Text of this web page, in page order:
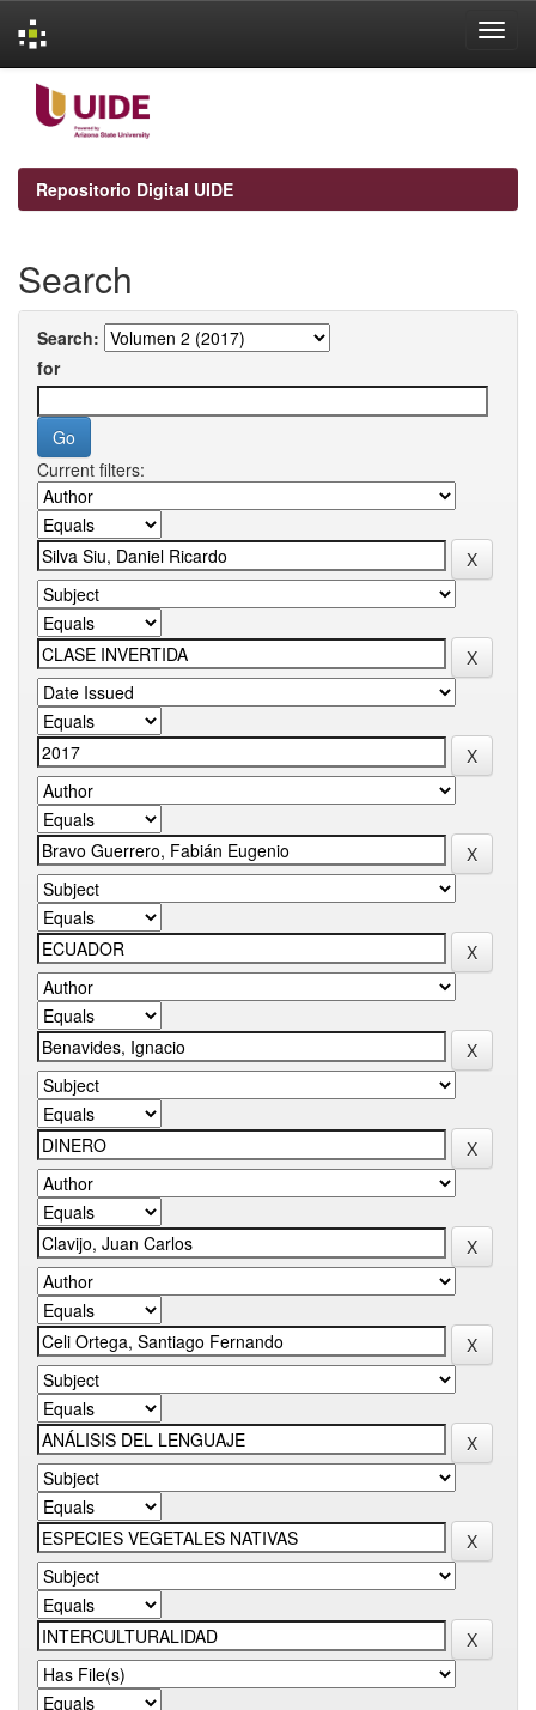
navigation
Repositorio Digital UIDE
Search
Search:
for
Current filters: